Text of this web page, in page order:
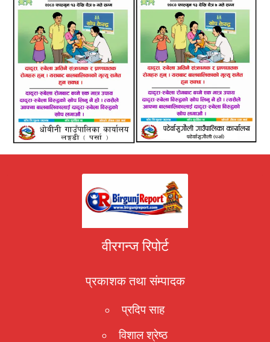
वीरगन्ज रिपोर्ट
प्रकाशक तथा संम्पादक
प्रदिप साह
विशाल श्रेष्ठ